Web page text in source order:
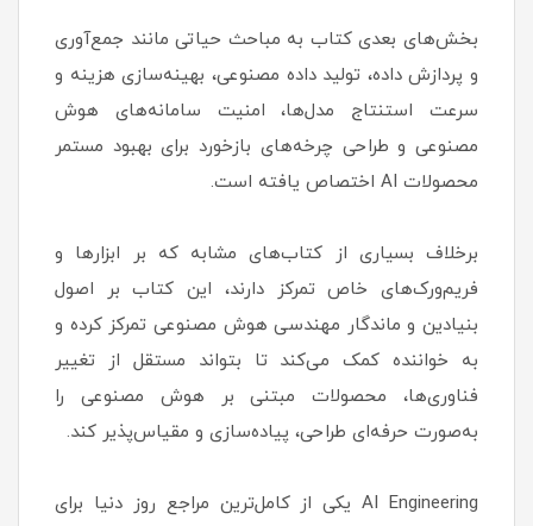
بخش‌های بعدی کتاب به مباحث حیاتی مانند جمع‌آوری
و پردازش داده، تولید داده مصنوعی، بهینه‌سازی هزینه و
سرعت استنتاج مدل‌ها، امنیت سامانه‌های هوش
مصنوعی و طراحی چرخه‌های بازخورد برای بهبود مستمر
محصولات AI اختصاص یافته است.
برخلاف بسیاری از کتاب‌های مشابه که بر ابزارها و
فریم‌ورک‌های خاص تمرکز دارند، این کتاب بر اصول
بنیادین و ماندگار مهندسی هوش مصنوعی تمرکز کرده و
به خواننده کمک می‌کند تا بتواند مستقل از تغییر
فناوری‌ها، محصولات مبتنی بر هوش مصنوعی را
به‌صورت حرفه‌ای طراحی، پیاده‌سازی و مقیاس‌پذیر کند.
AI Engineering یکی از کامل‌ترین مراجع روز دنیا برای